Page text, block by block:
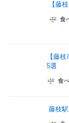
【藤
食
【藤
5選
食
藤枝